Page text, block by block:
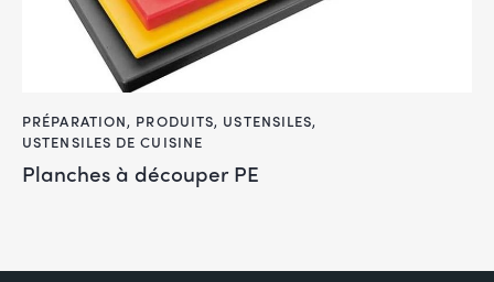
PRÉPARATION, PRODUITS, USTENSILES,
USTENSILES DE CUISINE
Planches à découper PE